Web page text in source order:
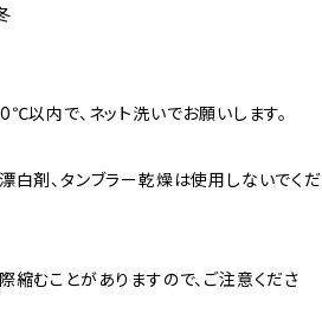
以内で、ネット洗いでお願いします。
白剤、タンブラー乾燥は使用しないでくだ
縮むことがありますので、ご注意くださ